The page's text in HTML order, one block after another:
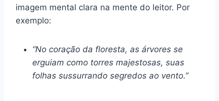
imagem mental clara na mente do leitor. Por
exemplo:
“No coração da floresta, as árvores se
erguiam como torres majestosas, suas
folhas sussurrando segredos ao vento.”